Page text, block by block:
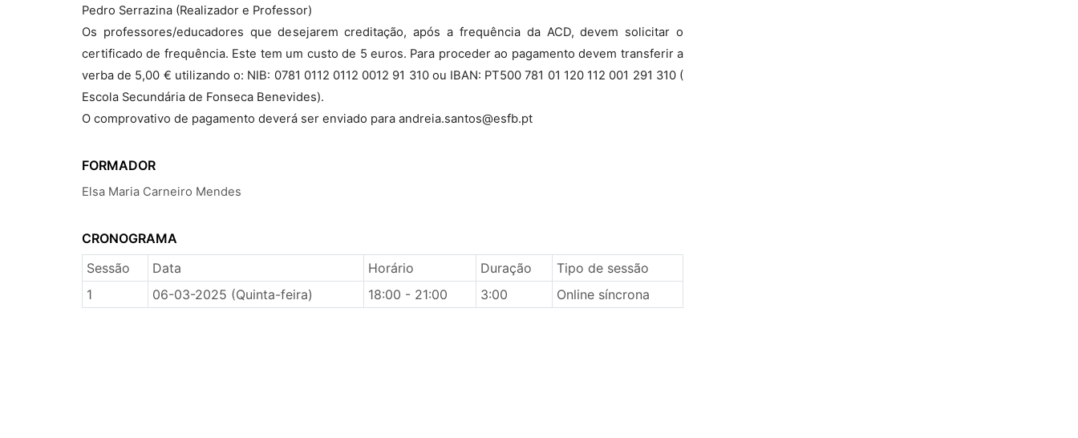
Pedro Serrazina (Realizador e Professor)
Os professores/educadores que desejarem creditação, após a frequência da ACD, devem solicitar o
certificado de frequência. Este tem um custo de 5 euros. Para proceder ao pagamento devem transferir a
verba de 5,00 € utilizando o: NIB: 0781 0112 0112 0012 91 310 ou IBAN: PT500 781 01 120 112 001 291 310 (
Escola Secundária de Fonseca Benevides).
O comprovativo de pagamento deverá ser enviado para andreia.santos@esfb.pt
FORMADOR
Elsa Maria Carneiro Mendes
CRONOGRAMA
Sessão
Data Horário Duração
Tipo de sessão
1
06-03-2025 (Quinta-feira) 18:00 - 21:00 3:00 Online síncrona